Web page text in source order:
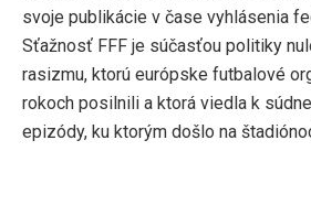
svoje publikácie v čase vyhlásenia
Sťažnosť FFF je súčasťou politiky
rasizmu, ktorú európske futbalové
rokoch posilnili a ktorá viedla k
epizódy, ku ktorým došlo na